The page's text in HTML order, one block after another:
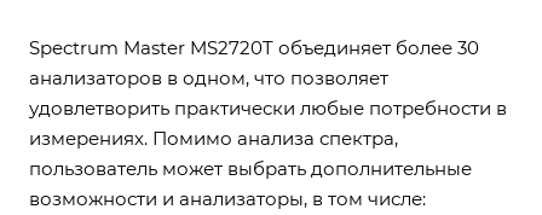
Spectrum Master MS2720T объединяет более 30
анализаторов в одном, что позволяет
удовлетворить практически любые потребности в
измерениях. Помимо анализа спектра,
пользователь может выбрать дополнительные
возможности и анализаторы, в том числе: